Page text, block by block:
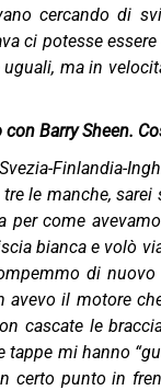
cercando di
ci potesse
ma in
Barry Sheen.
Finlandia-
le manche,
come
bianca e volò
di
il motore
cascate le
mi hanno
certo punto in